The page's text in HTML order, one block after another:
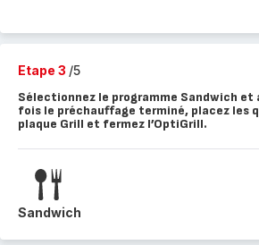
Etape 3 /5
Sélectionnez le programme Sandwich et
fois le préchauffage terminé, placez les
plaque Grill et fermez l’OptiGrill.
Sandwich